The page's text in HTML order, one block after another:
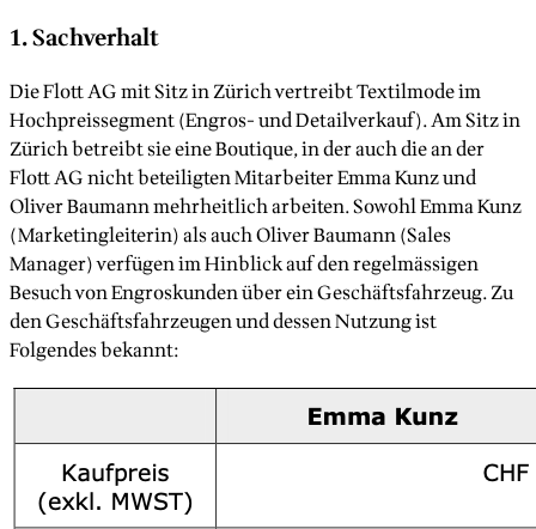
1. Sachverhalt
Die Flott AG mit Sitz in Zürich vertreibt Textilmode im
Hochpreissegment (Engros- und Detailverkauf). Am Sitz in
Zürich betreibt sie eine Boutique, in der auch die an der
Flott AG nicht beteiligten Mitarbeiter Emma Kunz und
Oliver Baumann mehrheitlich arbeiten. Sowohl Emma Kunz
(Marketingleiterin) als auch Oliver Baumann (Sales
Manager) verfügen im Hinblick auf den regelmässigen
Besuch von Engroskunden über ein Geschäftsfahrzeug. Zu
den Geschäftsfahrzeugen und dessen Nutzung ist
Folgendes bekannt: